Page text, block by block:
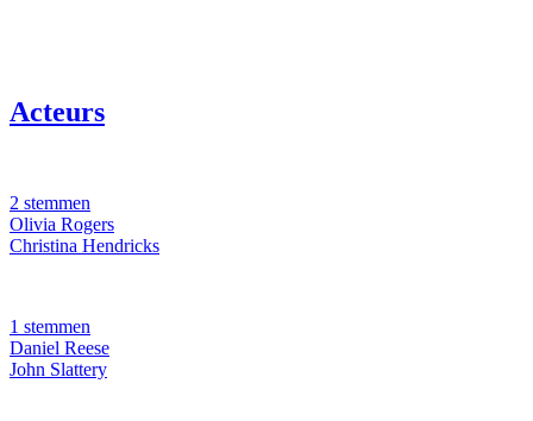
Acteurs
2 stemmen
Olivia Rogers
Christina Hendricks
1 stemmen
Daniel Reese
John Slattery